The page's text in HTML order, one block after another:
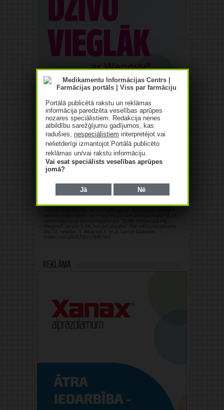
Reklāma
Portālā publicētā rakstu un reklāmas
informācija paredzēta veselības aprūpes
nozares speciālistiem. Redakcija nenes
atbildību sarežģījumu gadījumos, kas
radušies, nespeciālistiem interpretējot vai
nelietderīgi izmantojot Portālā publicēto
reklāmas un/vai rakstu informāciju.
Vai esat speciālists veselības aprūpes
jomā?
Jā Nē